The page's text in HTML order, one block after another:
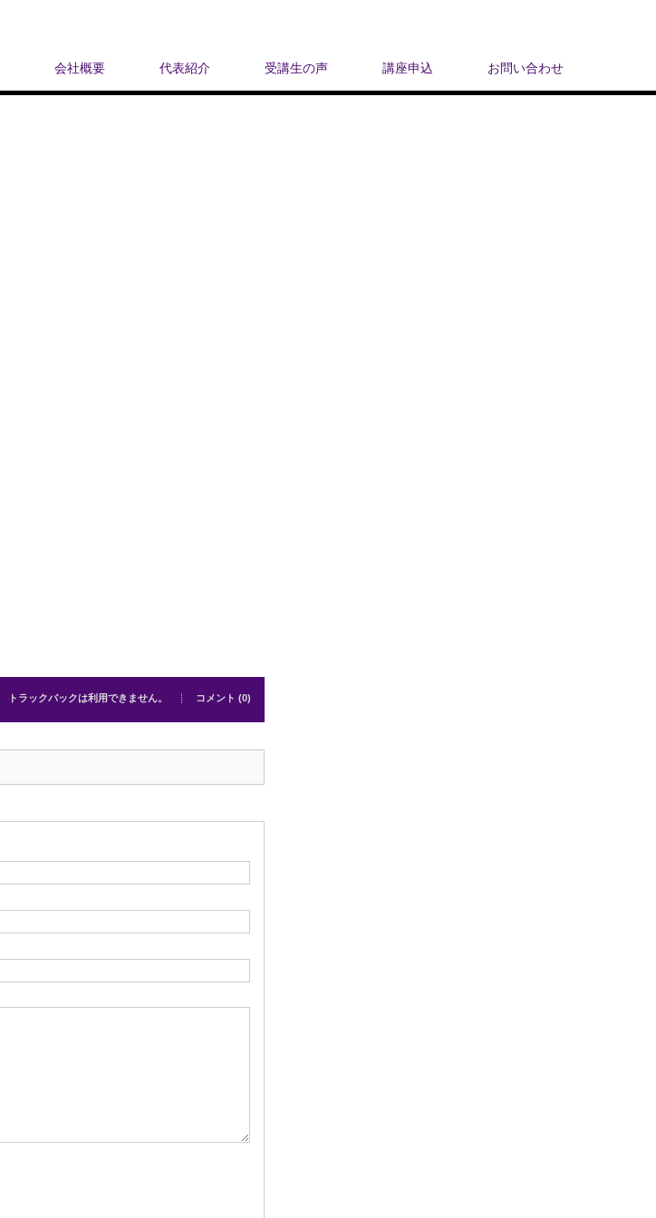
会社概要 代表紹介 受講生の声 講座申込 お問い合わせ
トラックバックは利用できません。 コメント (0)